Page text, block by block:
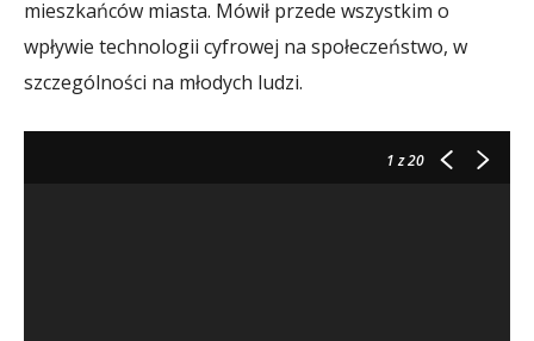
mieszkańców miasta. Mówił przede wszystkim o
wpływie technologii cyfrowej na społeczeństwo, w
szczególności na młodych ludzi.
1z 20